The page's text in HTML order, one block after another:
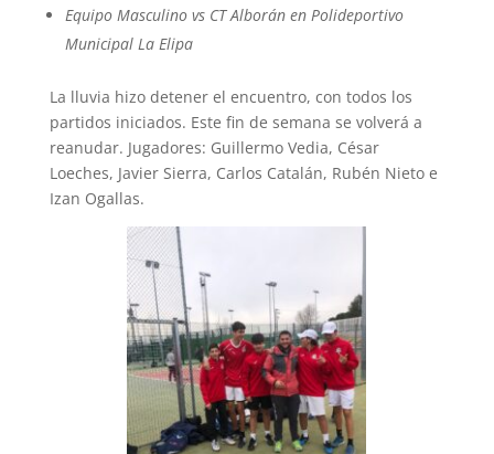
Equipo Masculino vs CT Alborán en Polideportivo
Municipal La Elipa
La lluvia hizo detener el encuentro, con todos los
partidos iniciados. Este fin de semana se volverá a
reanudar. Jugadores: Guillermo Vedia, César
Loeches, Javier Sierra, Carlos Catalán, Rubén Nieto e
Izan Ogallas.